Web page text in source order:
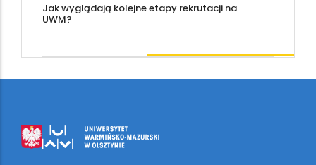
Jak wyglądają kolejne etapy rekrutacji na
UWM?